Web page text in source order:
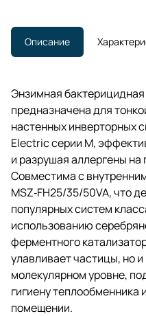
Описание
Энзимная
предназначена для
настенных инверторных
Electric серии M,
и разрушая аллергены на
Совместима с
MSZ‑FH25/35/50VA, что
популярных систем
использованию
ферментного
улавливает частицы, но и
молекулярном уровне,
гигиену теплообменника
помещении.